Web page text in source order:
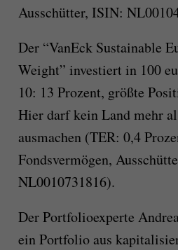
Ausschütter, ISIN:
Der “VanEck Sustainable
Weight” investiert in 100
10: 13 Prozent, größte
Hier darf kein Land mehr
ausmachen (TER: 0,4
Fondsvermögen,
NL0010731816).
Der Portfolioexperte
ein Portfolio aus